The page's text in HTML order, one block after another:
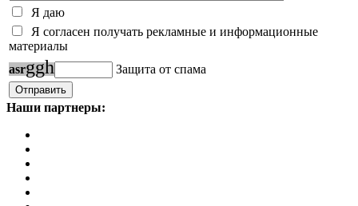
Я даю
Я согласен получать рекламные и информационные
материалы
asrggh Защита от спама
Наши партнеры: